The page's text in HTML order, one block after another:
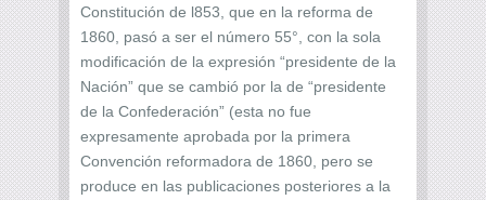
Constitución de l853, que en la reforma de
1860, pasó a ser el número 55°, con la sola
modificación de la expresión “presidente de la
Nación” que se cambió por la de “presidente
de la Confederación” (esta no fue
expresamente aprobada por la primera
Convención reformadora de 1860, pero se
produce en las publicaciones posteriores a la